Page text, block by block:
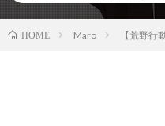
HOME Maro 【荒野